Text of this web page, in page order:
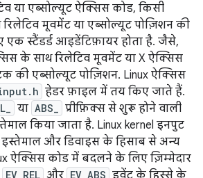
या एब्सोल्यूट ऐक्सिस कोड, किसी
मूवमेंट या एब्सोल्यूट पोज़िशन की
एक स्टैंडर्ड आइडेंटिफ़ायर होता है. जैसे,
के साथ रिलेटिव मूवमेंट या X ऐक्सिस
की एब्सोल्यूट पोज़िशन. Linux ऐक्सिस
हेडर फ़ाइल में तय किए जाते हैं.
या ABS_
प्रीफ़िक्स से शुरू होने वाली
किया जाता है. Linux kernel इनपुट
इस्तेमाल और डिवाइस के हिसाब से अन्य
ऐक्सिस कोड में बदलने के लिए ज़िम्मेदार
EV_REL और EV_ABS इवेंट के हिस्से के